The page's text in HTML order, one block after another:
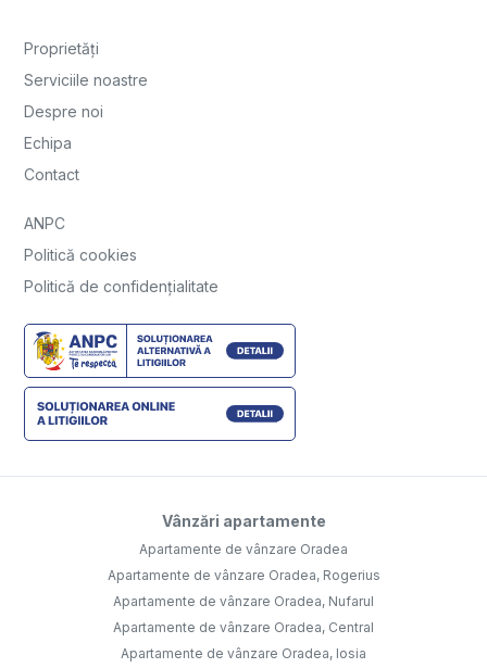
Proprietăți
Serviciile noastre
Despre noi
Echipa
Contact
ANPC
Politică cookies
Politică de confidențialitate
Vânzări apartamente
Apartamente de vânzare Oradea
Apartamente de vânzare Oradea, Rogerius
Apartamente de vânzare Oradea, Nufarul
Apartamente de vânzare Oradea, Central
Apartamente de vânzare Oradea, Iosia